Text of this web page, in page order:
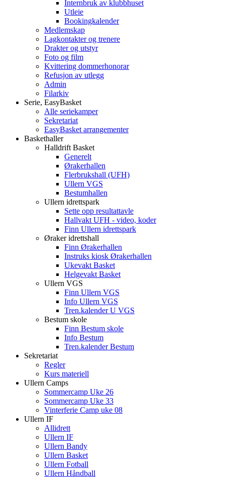
Internbruk av klubbhuset
Utleie
Bookingkalender
Medlemskap
Lagkontakter og trenere
Drakter og utstyr
Foto og film
Kvittering dommerhonorar
Refusjon av utlegg
Admin
Filarkiv
Serie, EasyBasket
Alle seriekamper
Sekretariat
EasyBasket arrangementer
Baskethaller
Halldrift Basket
Generelt
Ørakerhallen
Flerbrukshall (UFH)
Ullern VGS
Bestumhallen
Ullern idrettspark
Sette opp resultattavle
Hallvakt UFH - video, koder
Finn Ullern idrettspark
Øraker idrettshall
Finn Ørakerhallen
Instruks kiosk Ørakerhallen
Ukevakt Basket
Helgevakt Basket
Ullern VGS
Finn Ullern VGS
Info Ullern VGS
Tren.kalender U VGS
Bestum skole
Finn Bestum skole
Info Bestum
Tren.kalender Bestum
Sekretariat
Regler
Kurs materiell
Ullern Camps
Sommercamp Uke 26
Sommercamp Uke 33
Vinterferie Camp uke 08
Ullern IF
Allidrett
Ullern IF
Ullern Bandy
Ullern Basket
Ullern Fotball
Ullern Håndball